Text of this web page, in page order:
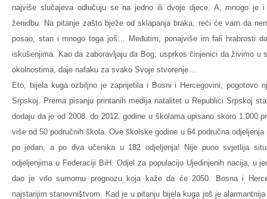
najviše slučajeva odlučuju se na jedno ili dvoje djece. A, mnogo je
ženidbu. Na pitanje zašto bježe od sklapanja braka, reći će vam da
posao, stan i mnogo toga još… Međutim, ponajviše im fali hrabrosti
iskušenjima. Kao da zaboravljaju da Bog, usprkos činjenici da živimo u
okolnostima, daje nafaku za svako Svoje stvorenje…
Eto, bijela kuga ozbiljno je zaprijetila i Bosni i Hercegovini, pogotovo
Srpskoj. Prema pisanju printanih medija natalitet u Republici Srpskoj
dodaju da je od 2008. do 2012. godine u školama upisano skoro 1.000
više od 50 područnih škola. Ove školske godine u 64 područna
po jedan, a po dva učenika u 182 odjeljenja! Nije puno svjetlija
odjeljenjima u Federaciji BiH. Odjel za populaciju Ujedinjenih nacija, u
dao je vrlo sumornu prognozu koja kaže da će 2050. Bosna i
najstarijim stanovništvom. Kad je u pitanju bijela kuga još je